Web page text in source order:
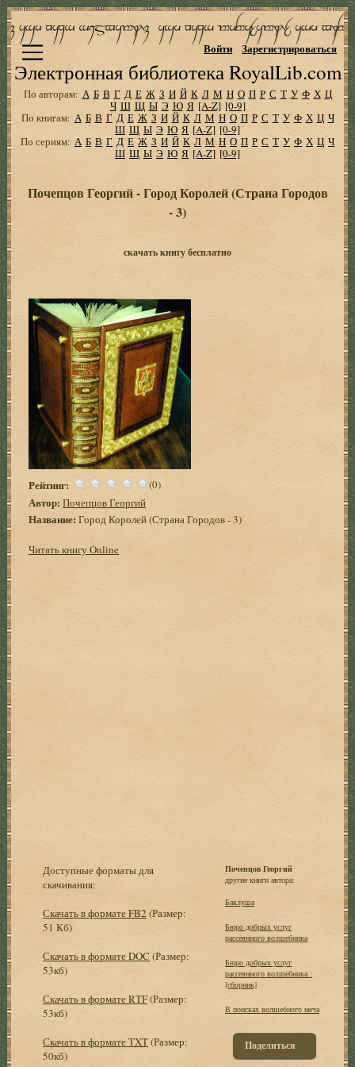
Электронная библиотека RoyalLib.com
Войти Зарегистрироваться
По авторам: А Б В Г Д Е Ж З И Й К Л М Н О П Р С Т У Ф Х Ц
Ч Ш Щ Ы Э Ю Я [A-Z] [0-9]
По книгам: А Б В Г Д Е Ж З И Й К Л М Н О П Р С Т У Ф Х Ц Ч
Ш Щ Ы Э Ю Я [A-Z] [0-9]
По сериям: А Б В Г Д Е Ж З И Й К Л М Н О П Р С Т У Ф Х Ц Ч
Ш Щ Ы Э Ю Я [A-Z] [0-9]
Почепцов Георгий - Город Королей (Страна Городов
- 3)
скачать книгу бесплатно
Рейтинг: (0)
Автор: Почепцов Георгий
Название: Город Королей (Страна Городов - 3)
Читать книгу Online
Доступные форматы для
скачивания:
Скачать в формате FB2 (Размер:
51 Кб)
Скачать в формате DOC (Размер:
53кб)
Скачать в формате RTF(Размер:
53кб)
Скачать в формате TXT(Размер:
50кб)
Почепцов Георгий
другие книги автора:
Баклуша
Бюро добрых услуг
рассеянного волшебника
Бюро добрых услуг
рассеянного волшебника :
[сборник]
В поисках волшебного меча
Поделиться